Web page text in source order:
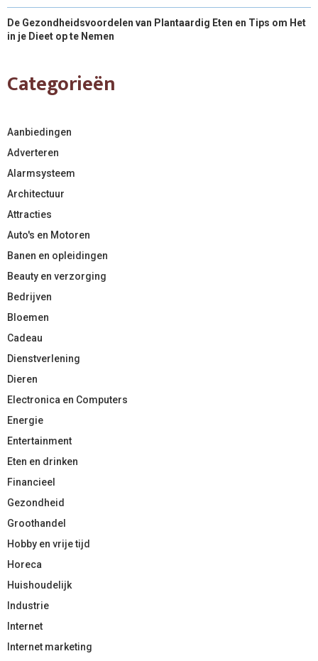
De Gezondheidsvoordelen van Plantaardig Eten en Tips om Het
in je Dieet op te Nemen
Categorieën
Aanbiedingen
Adverteren
Alarmsysteem
Architectuur
Attracties
Auto's en Motoren
Banen en opleidingen
Beauty en verzorging
Bedrijven
Bloemen
Cadeau
Dienstverlening
Dieren
Electronica en Computers
Energie
Entertainment
Eten en drinken
Financieel
Gezondheid
Groothandel
Hobby en vrije tijd
Horeca
Huishoudelijk
Industrie
Internet
Internet marketing